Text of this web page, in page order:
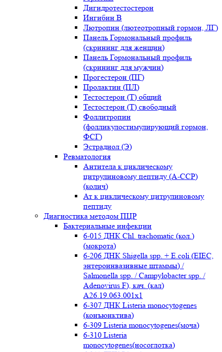
Дигидротестостерон
Ингибин В
Лютропин (лютеотропный гормон, ЛГ)
Панель Гормональный профиль
(скрининг для женщин)
Панель Гормональный профиль
(скрининг для мужчин)
Прогестерон (ПГ)
Пролактин (ПЛ)
Тестостерон (Т) общий
Тестостерон (Т) свободный
Фоллитропин
(фолликулостимулирующий гормон,
ФСГ)
Эстрадиол (Э)
Ревматология
Антитела к циклическому
цитрулиновому пептиду (A-ССР)
(колич)
Ат к циклическому цитрулиновому
пептиду
Диагностика методом ПЦР
Бактериальные инфекции
6-015 ДНК Chl. trachomatic (кол.)
(мокрота)
6-206 ДНК Shigella spp. + E.coli (EIEC,
энтероинвазивные штаммы) /
Salmonella spp. / Campylobacter spp. /
Adenovirus F), кач. (кал)
A26.19.063.001x1
6-307 ДНК Listeria monocytogenes
(конъюнктива)
6-309 Listeria monocytogenes(моча)
6-310 Listeria
monocytogenes(носоглотка)